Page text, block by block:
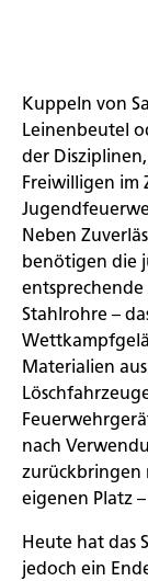
Kuppeln von
Leinenbeutel
der
Freiwilligen im
Neben
benötigen die
entsprechende
Stahlrohre –
Materialien
nach
zurückbringen
eigenen Platz
Heute hat das
jedoch ein